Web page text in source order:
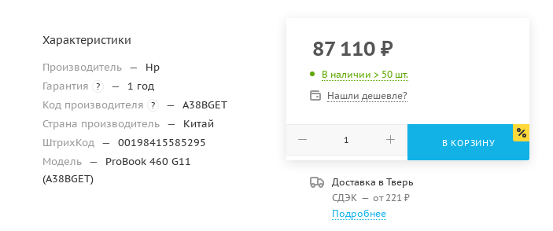
Характеристики
Производитель —
Hp
Гарантия
? —
1 год
Код производителя
? —
A38BGET
Страна производитель —
Китай
ШтрихКод —
00198415585295
Модель —
ProBook 460 G11
(A38BGET)
87 110₽
В наличии > 50 шт.
Нашли дешевле?
В КОРЗИНУ
Доставка в Тверь
СДЭК — от 221 ₽
Подробнее